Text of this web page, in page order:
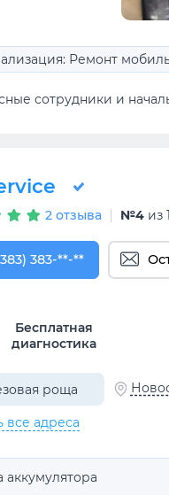
Ремонт
сотрудники и
2 отзыва №4 из
383-65-03
383-**-**
Бесплатная
диагностика
роща
все адреса
аккумулятора